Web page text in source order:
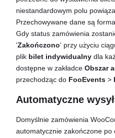
niestandardowym polu
Przechowywane dane są
Gdy status zamówienia
'Zakończono' przy użyciu
plik bilet indywidualny dla
dostępne w zakładce Obszar
przechodząc do FooEvents >
Automatyczne
Domyślnie zamówienia
automatycznie zakończone po